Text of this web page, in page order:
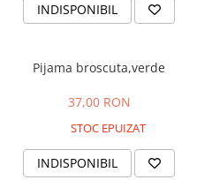
INDISPONIBIL
Pijama broscuta,verde
37,00 RON
STOC EPUIZAT
INDISPONIBIL